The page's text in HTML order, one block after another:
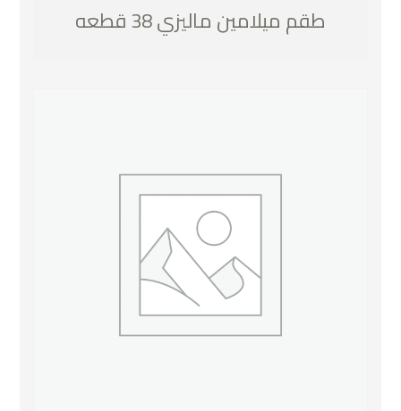
طقم ميلامين ماليزي 38 قطعه